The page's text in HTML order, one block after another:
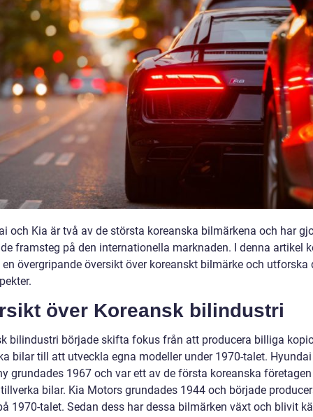
och Kia är två av de största koreanska bilmärkena och har
framsteg på den internationella marknaden. I denna artikel
övergripande översikt över koreanskt bilmärke och utforska
över Koreansk bilindustri
bilindustri började skifta fokus från att producera billiga
bilar till att utveckla egna modeller under 1970-talet.
grundades 1967 och var ett av de första koreanska
bilar. Kia Motors grundades 1944 och började
1970-talet. Sedan dess har dessa bilmärken växt och blivit